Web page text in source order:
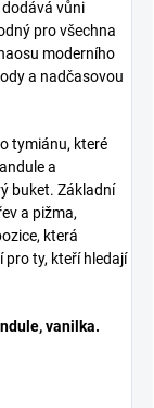
vůni
pro všechna
moderního
a nadčasovou
tymiánu, které
a
buket. Základní
a pižma,
která
pro ty, kteří hledají
vanilka.